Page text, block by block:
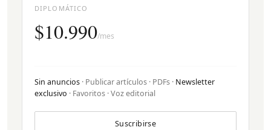
DIPLOMÁTICO
$10.990/mes
Sin anuncios · Publicar artículos · PDFs · Newsletter
exclusivo · Favoritos · Voz editorial
Suscribirse